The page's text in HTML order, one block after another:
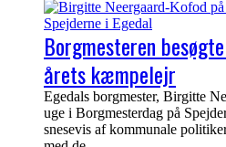
Borgmesteren
årets kæmpelejr
Egedals borgmester, Birgitte
uge i Borgmesterdag på
snesevis af kommunale